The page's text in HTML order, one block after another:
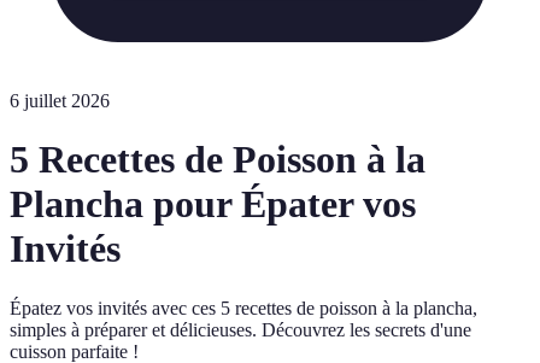
6 juillet 2026
5 Recettes de Poisson à la
Plancha pour Épater vos
Invités
Épatez vos invités avec ces 5 recettes de poisson à la plancha,
simples à préparer et délicieuses. Découvrez les secrets d'une
cuisson parfaite !